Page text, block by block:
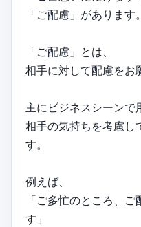
「ご配慮」があります。
「ご配慮」とは、
相手に対して配慮をお
主にビジネスシーンで
相手の気持ちを考慮し
す。
例えば、
「ご多忙のところ、
す」